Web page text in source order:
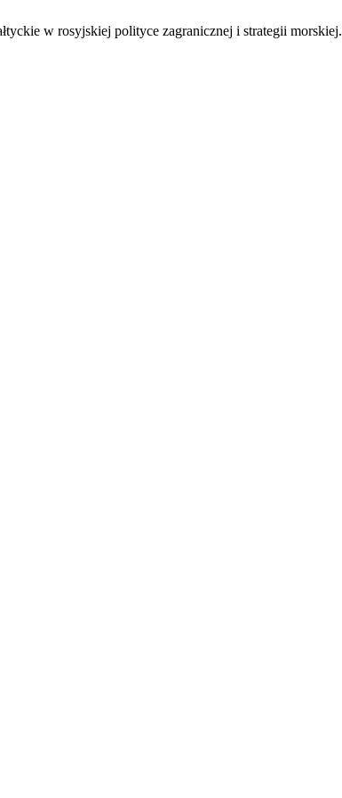
w rosyjskiej polityce zagranicznej i strategii morskiej.